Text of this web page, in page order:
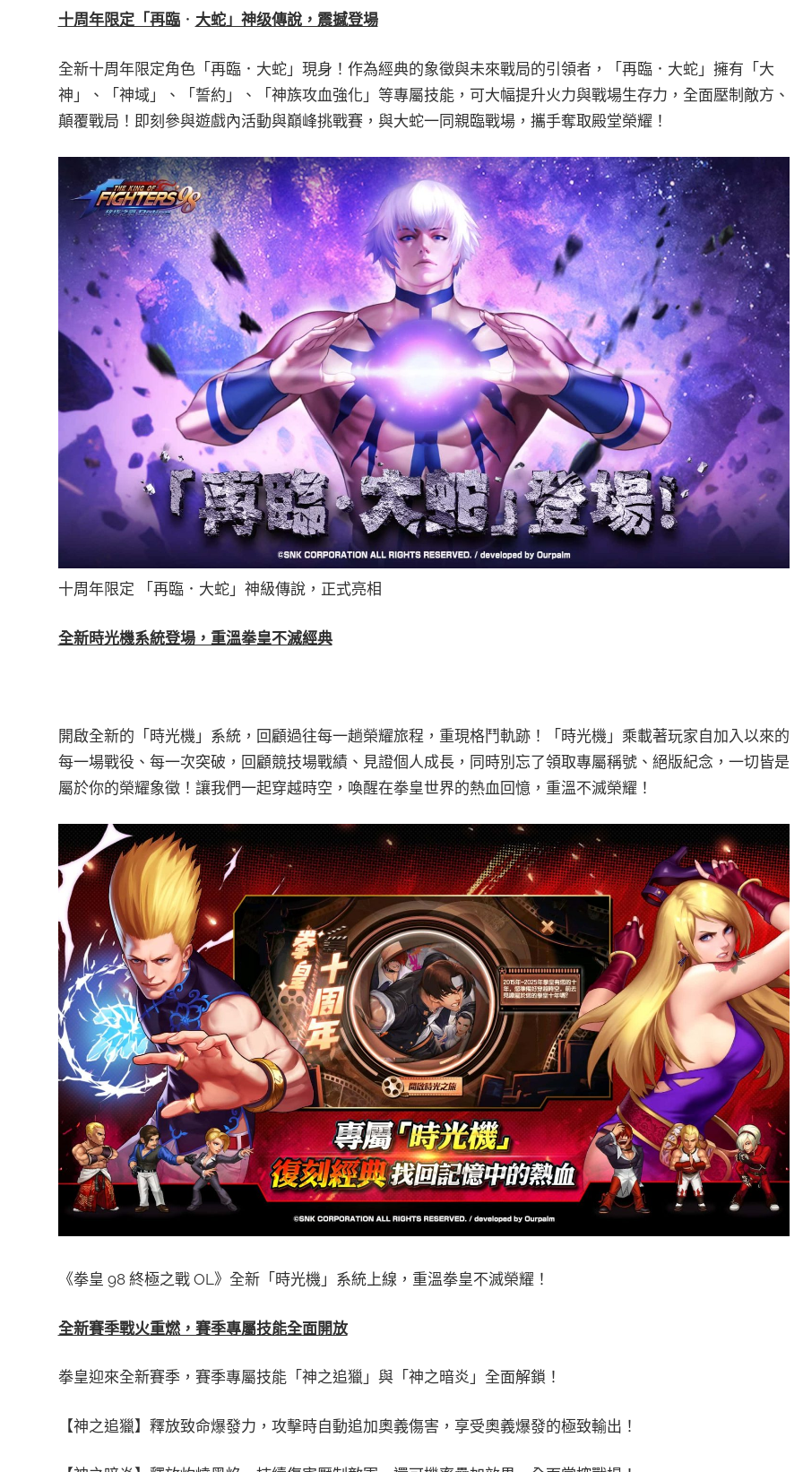
十周年限定「再臨． 大蛇」神级傳說，震撼登場
全新十周年限定角色「再臨．大蛇」現身！作為經典的象徵與未來戰局的引領者，「再臨．大蛇」擁有「大
神」、「神域」、「誓約」、「神族攻血強化」等專屬技能，可大幅提升火力與戰場生存力，全面壓制敵方、
顛覆戰局！即刻參與遊戲內活動與巔峰挑戰賽，與大蛇一同親臨戰場，攜手奪取殿堂榮耀！
十周年限定 「再臨．大蛇」神級傳說，正式亮相
全新時光機系統登場，重溫拳皇不滅經典
開啟全新的「時光機」系統，回顧過往每一趟榮耀旅程，重現格鬥軌跡！「時光機」乘載著玩家自加入以來的
每一場戰役、每一次突破，回顧競技場戰績、見證個人成長，同時別忘了領取專屬稱號、絕版紀念，一切皆是
屬於你的榮耀象徵！讓我們一起穿越時空，喚醒在拳皇世界的熱血回憶，重溫不滅榮耀！
《拳皇 98 終極之戰 OL》全新「時光機」系統上線，重溫拳皇不滅榮耀！
全新賽季戰火重燃，賽季專屬技能全面開放
拳皇迎來全新賽季，賽季專屬技能「神之追獵」與「神之暗炎」全面解鎖！
【神之追獵】釋放致命爆發力，攻擊時自動追加奧義傷害，享受奧義爆發的極致輸出！